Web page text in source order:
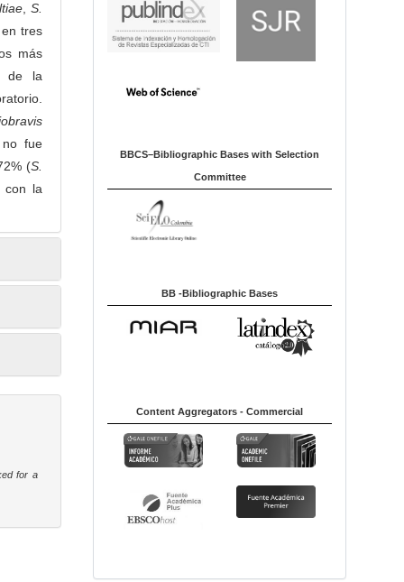
, S.
en tres
más
de la
fue
(S.
con la
for a
BBCS–Bibliographic Bases with Selection
Committee
BB -Bibliographic Bases
Content Aggregators - Commercial